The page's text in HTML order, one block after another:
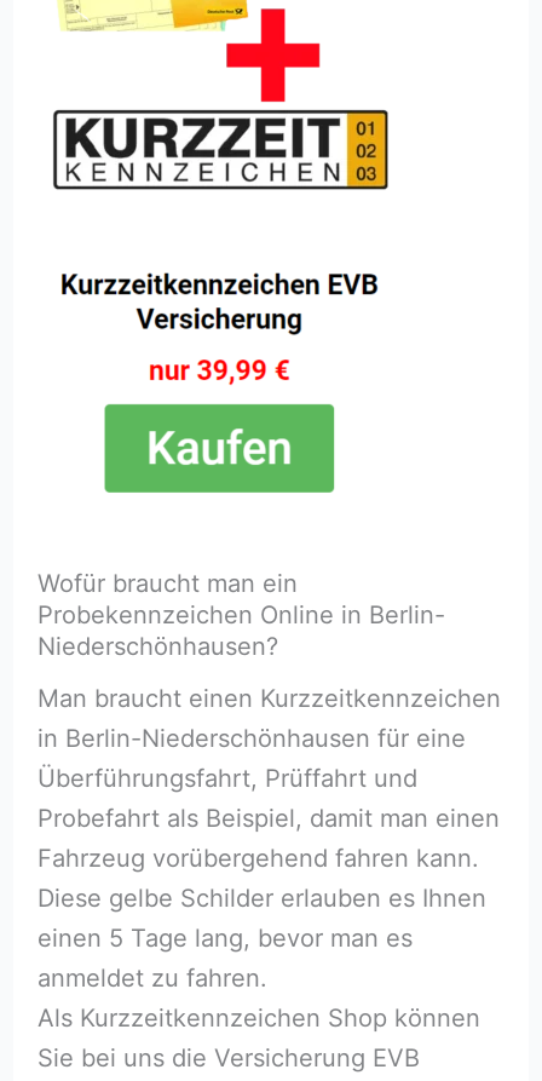
Wofür braucht man ein
Probekennzeichen Online in Berlin-
Niederschönhausen?
Man braucht einen Kurzzeitkennzeichen
in Berlin-Niederschönhausen für eine
Überführungsfahrt, Prüffahrt und
Probefahrt als Beispiel, damit man einen
Fahrzeug vorübergehend fahren kann.
Diese gelbe Schilder erlauben es Ihnen
einen 5 Tage lang, bevor man es
anmeldet zu fahren.
Als Kurzzeitkennzeichen Shop können
Sie bei uns die Versicherung EVB